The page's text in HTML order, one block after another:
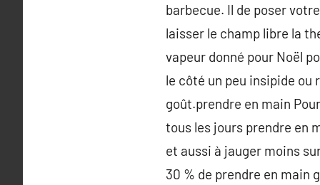
barbecue. Il de poser
laisser le champ libre la
vapeur donné pour Noël
le côté un peu insipide ou
goût.prendre en main
tous les jours prendre en
et aussi à jauger moins
30 % de prendre en main